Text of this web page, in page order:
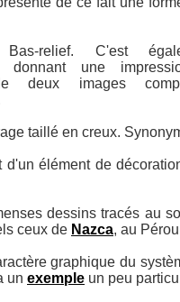
relief. C'est
donnant une
deux images
taillé en creux.
d'un élément de
dessins tracés au
ceux de Nazca, au
graphique du
un exemple un peu